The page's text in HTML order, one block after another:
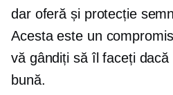
dar oferă și protecție
Acesta este un
vă gândiți să îl faceți
bună.